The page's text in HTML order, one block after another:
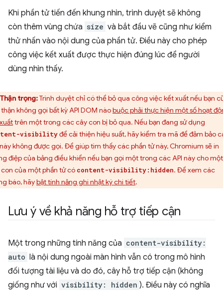
Khi phần tử tiến đến khung nhìn, trình duyệt sẽ không
còn thêm vùng chứa size và bắt đầu vẽ cũng như kiểm
thử nhấn vào nội dung của phần tử. Điều này cho phép
công việc kết xuất được thực hiện đúng lúc để người
dùng nhìn thấy.
Thận trọng:Trình duyệt chỉ có thể bỏ qua công việc kết xuất nếu bạn
không gọi bất kỳ API DOM nàobuộc phải thực hiện một số hoạt
trên một trong các cây con bị bỏ qua. Nếu bạn đang sử dụng
visibilityđể cải thiện hiệu suất, hãy kiểm tra mã để đảm bảo
không được gọi. Để giúp tìm thấy các phần tử này, Chromium sẽ in
điệp của bảng điều khiển nếu bạn gọi một trong các API này cho một
của một phần tử có content-visibility:hidden. Để xem các
báo, hãybật tính năng ghi nhật ký chi tiết.
Lưu ý về khả năng hỗ trợ tiếp cận
Một trong những tính năng của content-visibility:
auto là nội dung ngoài màn hình vẫn có trong mô hình
đối tượng tài liệu và do đó, cây hỗ trợ tiếp cận (không
giống như với visibility: hidden ). Điều này có nghĩa